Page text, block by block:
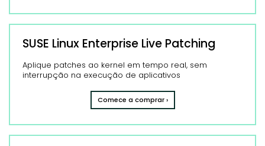
SUSE Linux Enterprise Live Patching
Aplique patches ao kernel em tempo real, sem
interrupção na execução de aplicativos
Comece a comprar ›